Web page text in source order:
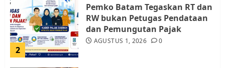
2
Pemko Batam Tegaskan RT dan
RW bukan Petugas Pendataan
dan Pemungutan Pajak
AGUSTUS 1, 2026 0